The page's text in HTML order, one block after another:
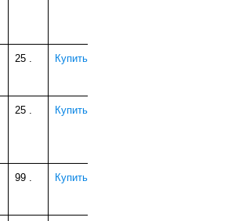
25 . Купить
25 . Купить
99 . Купить